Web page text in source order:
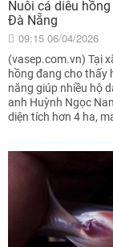
Nuôi cá diêu
Đà Nẵng
09:15 06/04/2026
(vasep.com.vn) Tại
hồng đang cho thấy
năng giúp nhiều hộ
anh Huỳnh Ngọc
diện tích hơn 4 ha,